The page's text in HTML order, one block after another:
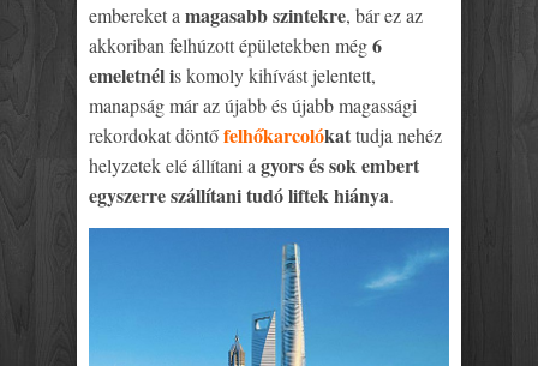
embereket a magasabb szintekre, bár ez az
akkoriban felhúzott épületekben még6
emeletnél is komoly kihívást jelentett,
manapság már az újabb és újabb magassági
rekordokat döntőfelhőkarcolókattudja nehéz
helyzetek elé állítani a gyors és sok embert
egyszerre szállítani tudó liftek hiánya.